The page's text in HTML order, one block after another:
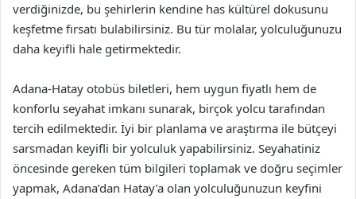
verdiğinizde, bu şehirlerin kendine has kültürel dokusunu
keşfetme fırsatı bulabilirsiniz. Bu tür molalar, yolculuğunuzu
daha keyifli hale getirmektedir.
Adana-Hatay otobüs biletleri, hem uygun fiyatlı hem de
konforlu seyahat imkanı sunarak, birçok yolcu tarafından
tercih edilmektedir. İyi bir planlama ve araştırma ile bütçeyi
sarsmadan keyifli bir yolculuk yapabilirsiniz. Seyahatiniz
öncesinde gereken tüm bilgileri toplamak ve doğru seçimler
yapmak, Adana’dan Hatay’a olan yolculuğunuzun keyfini